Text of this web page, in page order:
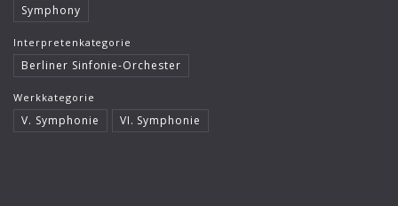
Symphony
Interpretenkategorie
Berliner Sinfonie-Orchester
Werkkategorie
V. Symphonie VI. Symphonie